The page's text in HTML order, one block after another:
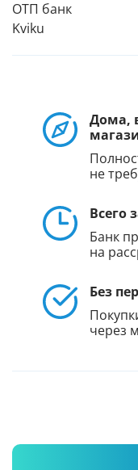
ОТП банк
Kviku
Дома,
не
Всего
Банк
на
Без
через